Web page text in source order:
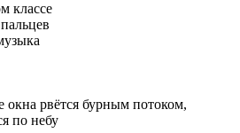
классе
окна рвётся бурным потоком,
по небу